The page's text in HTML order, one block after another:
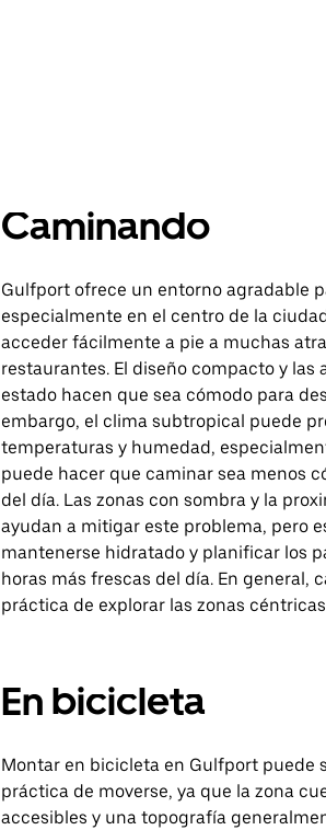
Caminando
Gulfport ofrece un entorno agradable
especialmente en el centro de la
acceder fácilmente a pie a muchas
restaurantes. El diseño compacto y las
estado hacen que sea cómodo para
embargo, el clima subtropical puede
temperaturas y humedad,
puede hacer que caminar sea menos
del día. Las zonas con sombra y la
ayudan a mitigar este problema, pero
mantenerse hidratado y planificar los
horas más frescas del día. En general,
práctica de explorar las zonas
En bicicleta
Montar en bicicleta en Gulfport puede
práctica de moverse, ya que la zona
accesibles y una topografía